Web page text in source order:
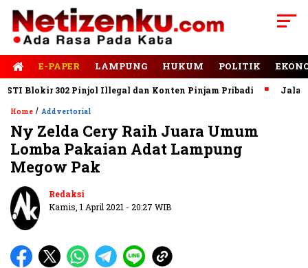
E-PAPER LAMPUNG HUKUM POLITIK
Blokir 302 Pinjol Illegal dan Konten Pinjam Pribadi Jalan
Home / Addvertorial
Ny Zelda Cery Raih Juara Umum
Lomba Pakaian Adat Lampung
Megow Pak
Redaksi
Kamis, 1 April 2021 - 20:27 WIB